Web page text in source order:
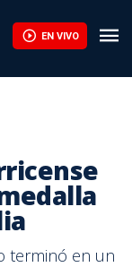
EN VIVO
terminó en un